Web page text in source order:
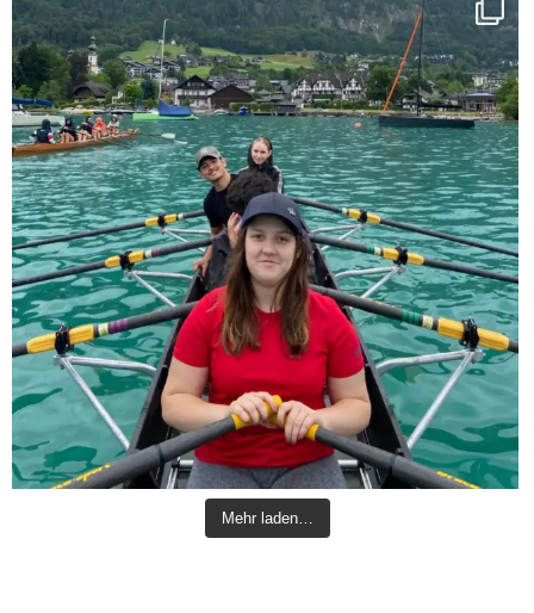
Mehr laden…